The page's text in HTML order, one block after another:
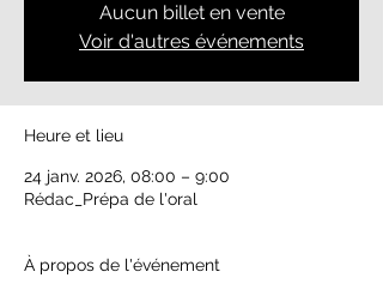
Aucun billet en vente
Voir d'autres événements
Heure et lieu
24 janv. 2026, 08:00 – 9:00
Rédac_Prépa de l'oral
À propos de l'événement